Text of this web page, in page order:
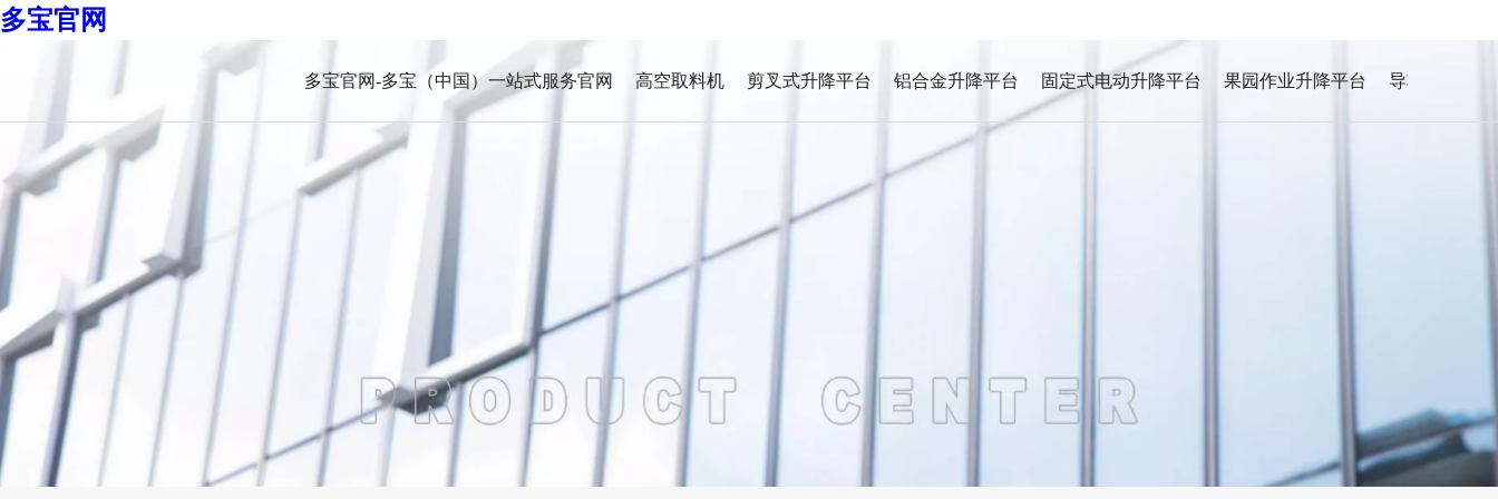
多宝官网
多宝官网-多宝（中国）一站式服务官网 高空取料机 剪叉式升降平台 铝合金升降平台 固定式电动升降平台 果园作业升降平台 导轨式液压